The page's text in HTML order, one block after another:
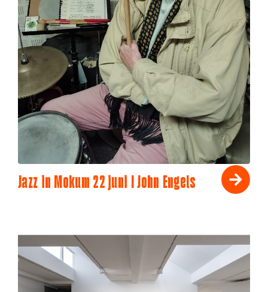
Jazz in Mokum 22 juni I John Engels